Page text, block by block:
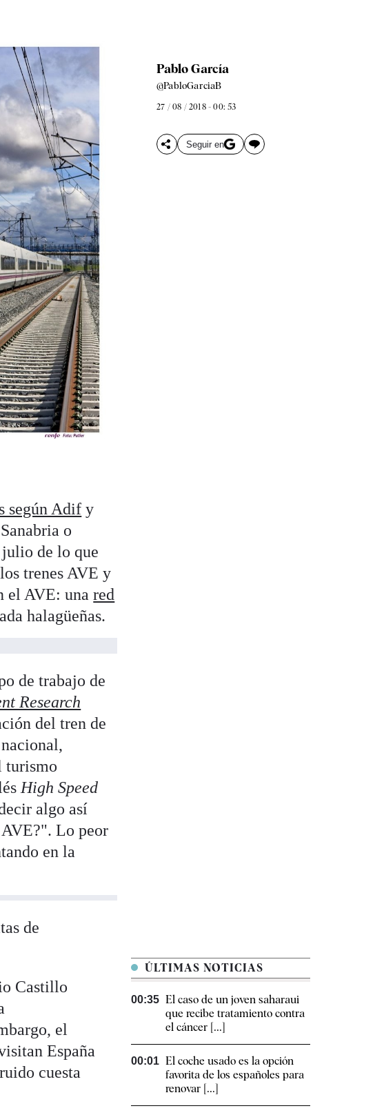
Pablo García
@PabloGarciaB
27 / 08 / 2018 - 00: 53
Seguir en
según Adif y
o
julio de lo que
trenes AVE y
el AVE: unared
halagüeñas.
de trabajo de
Research
del tren de
turismo
High Speed
algo así
Lo peor
en la
de
Castillo
el
España
cuesta
ÚLTIMAS NOTICIAS
00:35 El caso de un joven saharaui
que recibe tratamiento contra
el cáncer [...]
00:01 El coche usado es la opción
favorita de los españoles para
renovar [...]